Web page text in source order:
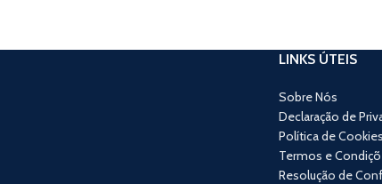
LINKS ÚTEIS
Sobre Nós
Declaração de
Política de Cookies
Termos e
Resolução de